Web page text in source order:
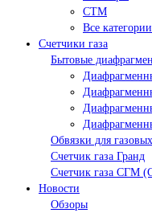
СТМ
Все
Счетчики газа
Бытовые
Обвязки для
Счетчик газа Гранд
Счетчик газа СГМ
Новости
Обзоры